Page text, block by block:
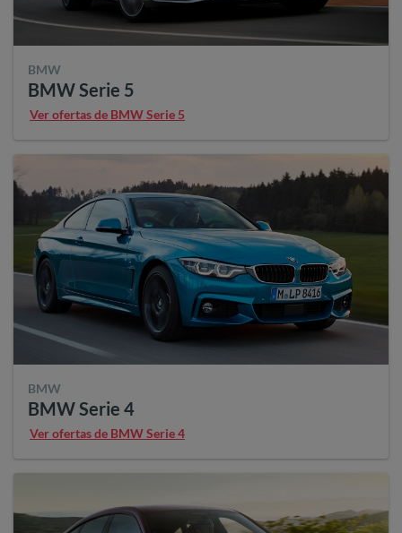
BMW
BMW Serie 5
Ver ofertas de BMW Serie 5
BMW
BMW Serie 4
Ver ofertas de BMW Serie 4